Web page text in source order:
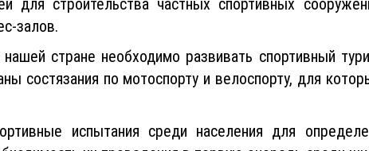
Президент уделил развитию спортивной
для строительства частных спортивных
залов.
стране необходимо развивать спортивный
состязания по мотоспорту и велоспорту, для